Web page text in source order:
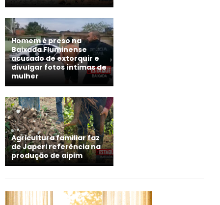
Homem é preso na
Baixada Fluminense
acusado de extorquir e
divulgar fotos íntimas de
mulher
Agricultura familiar faz
de Japeri referência na
produção de aipim